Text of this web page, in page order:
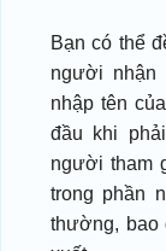
Bạn có thể
người nhận
nhập tên
đầu khi
người tham
trong phần
thường, bao